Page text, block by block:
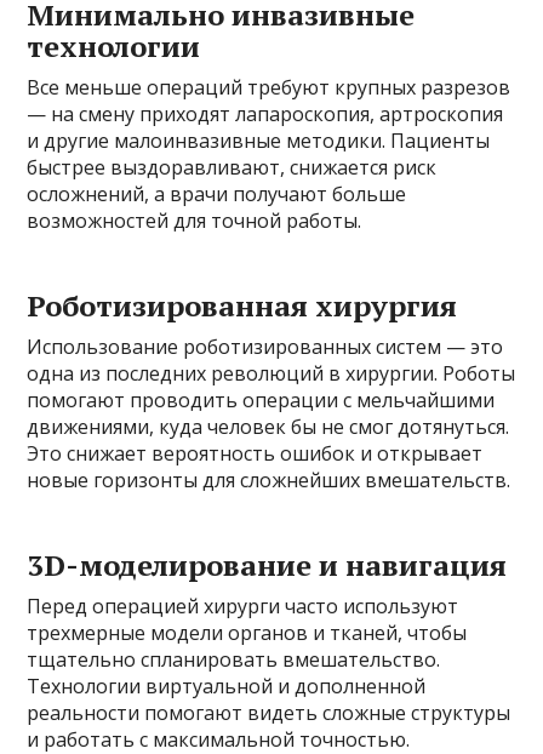
Минимально инвазивные
технологии
Все меньше операций требуют крупных разрезов
— на смену приходят лапароскопия, артроскопия
и другие малоинвазивные методики. Пациенты
быстрее выздоравливают, снижается риск
осложнений, а врачи получают больше
возможностей для точной работы.
Роботизированная хирургия
Использование роботизированных систем — это
одна из последних революций в хирургии. Роботы
помогают проводить операции с мельчайшими
движениями, куда человек бы не смог дотянуться.
Это снижает вероятность ошибок и открывает
новые горизонты для сложнейших вмешательств.
3D-моделирование и навигация
Перед операцией хирурги часто используют
трехмерные модели органов и тканей, чтобы
тщательно спланировать вмешательство.
Технологии виртуальной и дополненной
реальности помогают видеть сложные структуры
и работать с максимальной точностью.